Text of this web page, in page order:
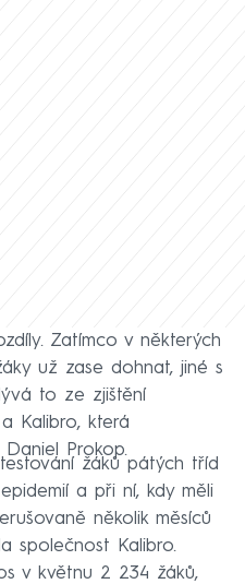
Zatímco v některých
už zase dohnat, jiné s
to ze zjištění
Kalibro, která
Prokop.
žáků pátých tříd
a při ní, kdy měli
několik měsíců
společnost Kalibro.
v květnu 2 234 žáků,